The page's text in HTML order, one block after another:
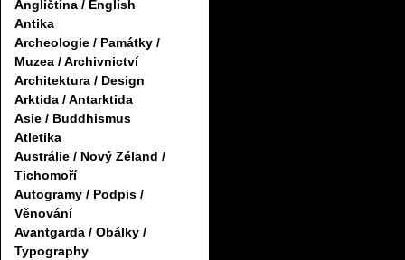
Angličtina / English
Antika
Archeologie / Památky /
Muzea / Archivnictví
Architektura / Design
Arktida / Antarktida
Asie / Buddhismus
Atletika
Austrálie / Nový Zéland /
Tichomoří
Autogramy / Podpis /
Věnování
Avantgarda / Obálky /
Typography